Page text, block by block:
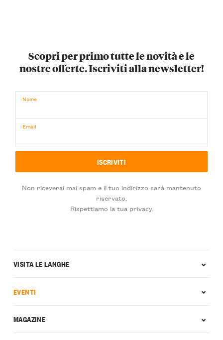
Scopri per primo tutte le novità e le
nostre offerte. Iscriviti alla newsletter!
Nome
Email
Non riceverai mai spam e il tuo indirizzo sarà mantenuto
riservato.
Rispettiamo la tua privacy.
VISITA LE LANGHE
EVENTI
MAGAZINE